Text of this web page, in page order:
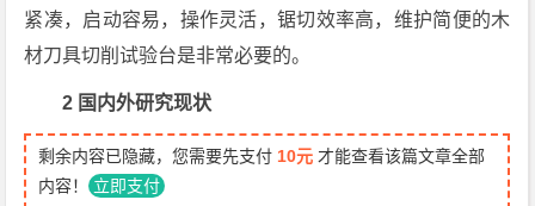
紧凑，启动容易，操作灵活，锯切效率高，维护简便的木
材刀具切削试验台是非常必要的。
2 国内外研究现状
剩余内容已隐藏，您需要先支付 10元 才能查看该篇文章全部
内容！ 立即支付